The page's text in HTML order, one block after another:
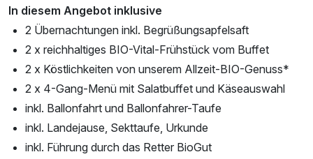
In diesem Angebot inklusive
2 Übernachtungen inkl. Begrüßungsapfelsaft
2 x reichhaltiges BIO-Vital-Frühstück vom Buffet
2 x Köstlichkeiten von unserem Allzeit-BIO-Genuss*
2 x 4-Gang-Menü mit Salatbuffet und Käseauswahl
inkl. Ballonfahrt und Ballonfahrer-Taufe
inkl. Landejause, Sekttaufe, Urkunde
inkl. Führung durch das Retter BioGut